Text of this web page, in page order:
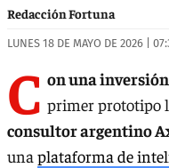
Redacción Fortuna
LUNES 18 DE MAYO DE 2026 |
C on una
primer prototipo
consultor argentino
una plataforma de